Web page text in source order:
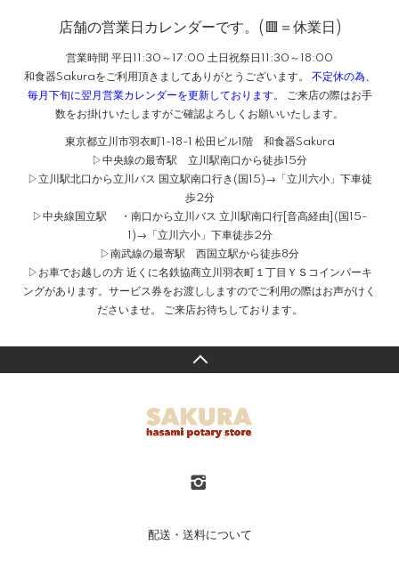
店舗の営業日カレンダーです。(🟥＝休業日)
営業時間 平日11:30～17:00 土日祝祭日11:30～18:00
和食器Sakuraをご利用頂きましてありがとうございます。 不定休の為、
毎月下旬に翌月営業カレンダーを更新しております。
ご来店の際はお手
数をお掛けいたしますがご確認よろしくお願いいたします。
東京都立川市羽衣町1-18-1 松田ビル1階 和食器Sakura
▷中央線の最寄駅 立川駅南口から徒歩15分
▷立川駅北口から立川バス 国立駅南口行き(国15)→「立川六小」下車徒
歩2分
▷中央線国立駅 ・南口から立川バス 立川駅南口行[音高経由](国15-
1)→「立川六小」下車徒歩2分
▷南武線の最寄駅 西国立駅から徒歩8分
▷お車でお越しの方 近くに名鉄協商立川羽衣町１丁目ＹＳコインパーキ
ングがあります。サービス券をお渡ししますのでご利用の際はお声がけく
ださいませ。 ご来店お待ちしております。
配送・送料について